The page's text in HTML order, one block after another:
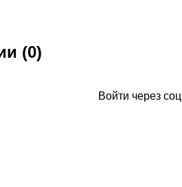
(0)
Войти через